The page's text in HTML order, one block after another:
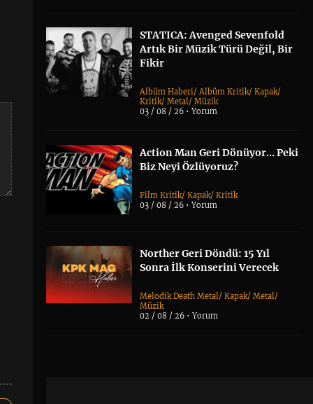
STATICA: Avenged Sevenfold
Artık Bir Müzik Türü Değil, Bir
Fikir
Albüm Haberi/Albüm Kritik/Kapak/
Kritik/Metal/Müzik
03 / 08 / 26 •Yorum
Action Man Geri Dönüyor… Peki
Biz Neyi Özlüyoruz?
Film Kritik/Kapak/Kritik
03 / 08 / 26 •Yorum
Norther Geri Döndü: 15 Yıl
Sonra İlk Konserini Verecek
Melodik Death Metal/Kapak/Metal/
Müzik
02 / 08 / 26 •Yorum